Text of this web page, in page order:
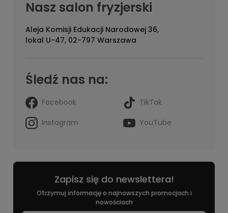
Nasz salon fryzjerski
Aleja Komisji Edukacji Narodowej 36,
lokal U-47, 02-797 Warszawa
Śledź nas na:
Facebook
TikTok
Instagram
YouTube
Zapisz się do newslettera!
Otrzymuj informację o najnowszych promocjach i
nowościach